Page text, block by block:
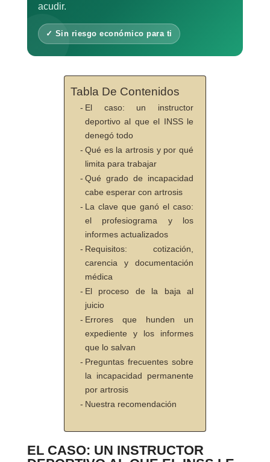
acudir.
✓ Sin riesgo económico para ti
Tabla De Contenidos
El caso: un instructor
deportivo al que el INSS le
denegó todo
Qué es la artrosis y por qué
limita para trabajar
Qué grado de incapacidad
cabe esperar con artrosis
La clave que ganó el caso:
el profesiograma y los
informes actualizados
Requisitos: cotización,
carencia y documentación
médica
El proceso de la baja al
juicio
Errores que hunden un
expediente y los informes
que lo salvan
Preguntas frecuentes sobre
la incapacidad permanente
por artrosis
Nuestra recomendación
EL CASO: UN INSTRUCTOR